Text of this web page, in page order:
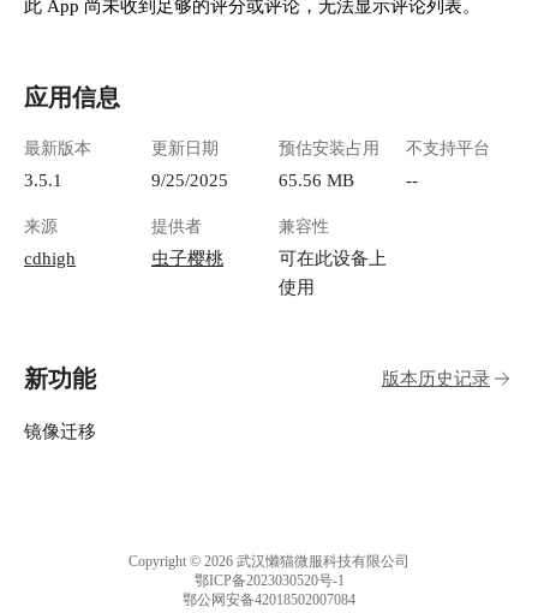
此 App 尚未收到足够的评分或评论，无法显示评论列表。
应用信息
最新版本
3.5.1
更新日期
9/25/2025
预估安装占用
65.56 MB
不支持平台
--
来源
cdhigh
提供者
虫子樱桃
兼容性
可在此设备上
使用
新功能 版本历史记录
镜像迁移
Copyright © 2026 武汉懒猫微服科技有限公司
鄂ICP备2023030520号-1
鄂公网安备42018502007084